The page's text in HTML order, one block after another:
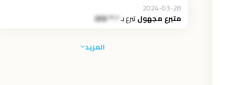
2024-03-28
متبرع مجهولتبرع بـ*.** JOD
المزيد